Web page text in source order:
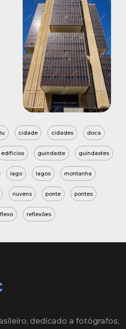
cidade cidades doca
edifícios guindaste guindastes
lago lagos montanha
nuvens ponte pontes
reflexões
dedicado a fotógrafos,